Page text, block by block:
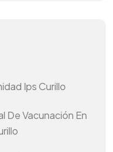
Ips Curillo
De Vacunación En